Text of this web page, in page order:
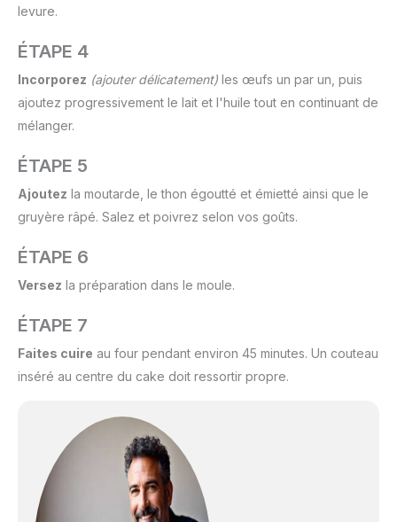
levure.
ÉTAPE 4
Incorporez (ajouter délicatement) les œufs un par un, puis
ajoutez progressivement le lait et l'huile tout en continuant de
mélanger.
ÉTAPE 5
Ajoutez la moutarde, le thon égoutté et émietté ainsi que le
gruyère râpé. Salez et poivrez selon vos goûts.
ÉTAPE 6
Versez la préparation dans le moule.
ÉTAPE 7
Faites cuire au four pendant environ 45 minutes. Un couteau
inséré au centre du cake doit ressortir propre.